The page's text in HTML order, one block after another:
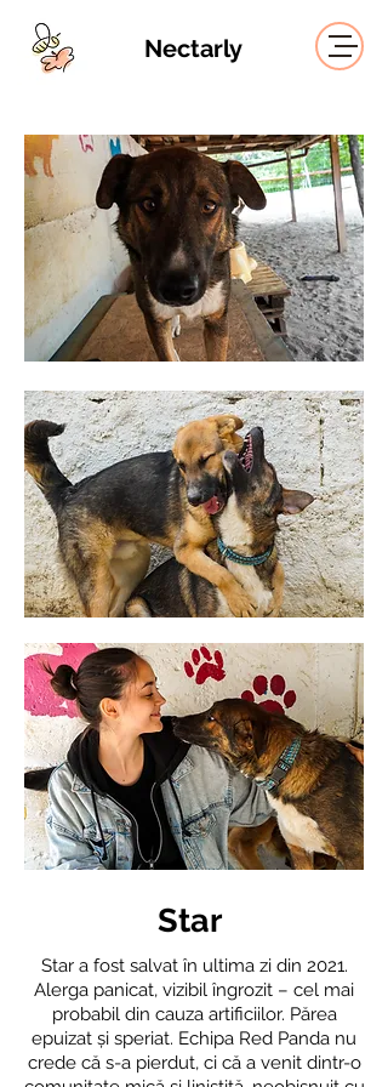
Nectarly
Star
Star a fost salvat în ultima zi din 2021.
Alerga panicat, vizibil îngrozit – cel mai
probabil din cauza artificiilor. Părea
epuizat și speriat. Echipa Red Panda nu
crede că s-a pierdut, ci că a venit dintr-o